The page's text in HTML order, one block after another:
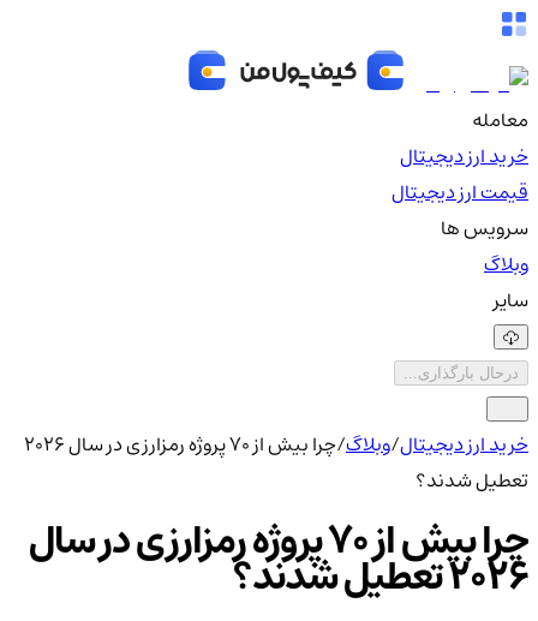
معامله
خرید ارز دیجیتال
قیمت ارز دیجیتال
سرویس ها
وبلاگ
سایر
درحال بارگذاری...
خرید ارز دیجیتال/وبلاگ/
چرا بیش از 70 پروژه رمزارزی در سال 2026
تعطیل شدند؟
چرا بیش از 70 پروژه رمزارزی در سال
2026 تعطیل شدند؟